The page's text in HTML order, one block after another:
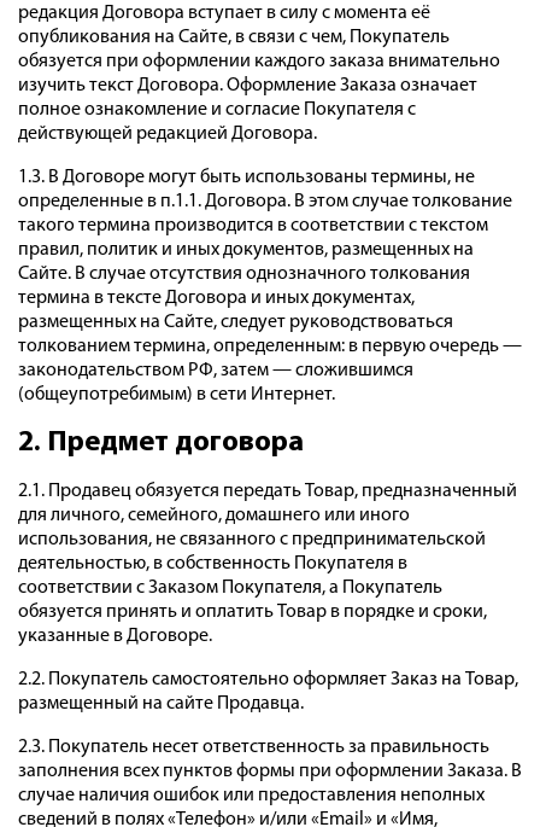
редакция Договора вступает в силу с момента её
опубликования на Сайте, в связи с чем, Покупатель
обязуется при оформлении каждого заказа внимательно
изучить текст Договора. Оформление Заказа означает
полное ознакомление и согласие Покупателя с
действующей редакцией Договора.
1.3. В Договоре могут быть использованы термины, не
определенные в п.1.1. Договора. В этом случае толкование
такого термина производится в соответствии с текстом
правил, политик и иных документов, размещенных на
Сайте. В случае отсутствия однозначного толкования
термина в тексте Договора и иных документах,
размещенных на Сайте, следует руководствоваться
толкованием термина, определенным: в первую очередь —
законодательством РФ, затем — сложившимся
(общеупотребимым) в сети Интернет.
2. Предмет договора
2.1. Продавец обязуется передать Товар, предназначенный
для личного, семейного, домашнего или иного
использования, не связанного с предпринимательской
деятельностью, в собственность Покупателя в
соответствии с Заказом Покупателя, а Покупатель
обязуется принять и оплатить Товар в порядке и сроки,
указанные в Договоре.
2.2. Покупатель самостоятельно оформляет Заказ на Товар,
размещенный на сайте Продавца.
2.3. Покупатель несет ответственность за правильность
заполнения всех пунктов формы при оформлении Заказа. В
случае наличия ошибок или предоставления неполных
сведений в полях «Телефон» и/или «Email» и «Имя,